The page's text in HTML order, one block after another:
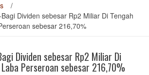
/
Bagi Dividen sebesar Rp2 Miliar Di Tengah
sebesar 216,70%
Dividen sebesar Rp2 Miliar Di
Perseroan sebesar 216,70%